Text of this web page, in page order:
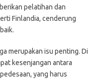
pelatihan dan
Finlandia, cenderung
merupakan isu penting. Di
kesenjangan antara
yang harus